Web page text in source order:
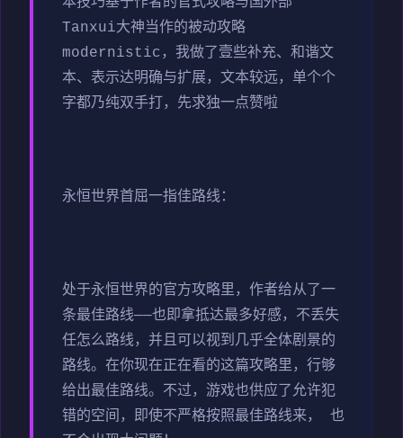
Tanxui大神当作的被动攻略
modernistic，我做了壹些补充、和谐文
本、表示达明确与扩展，文本较远，单个个
字都乃纯双手打，先求独一点赞啦
永恒世界首屈一指佳路线：
处于永恒世界的官方攻略里，作者给从了一
条最佳路线——也即拿抵达最多好感，不丢失
任怎么路线，并且可以视到几乎全体剧景的
路线。在你现在正在看的这篇攻略里，行够
给出最佳路线。不过，游戏也供应了允许犯
错的空间，即使不严格按照最佳路线来， 也